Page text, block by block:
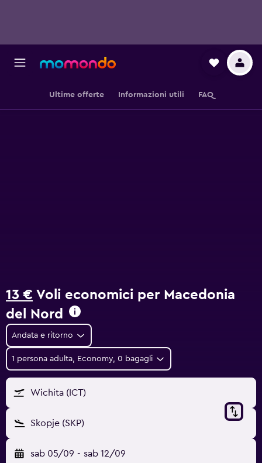
Ultime offerte Informazioni utili FAQ
13 € Voli economici per Macedonia
del Nord
Andata e ritorno
1 persona adulta, Economy, 0 bagagli
Wichita (ICT)
Skopje (SKP)
sab 05/09 - sab 12/09